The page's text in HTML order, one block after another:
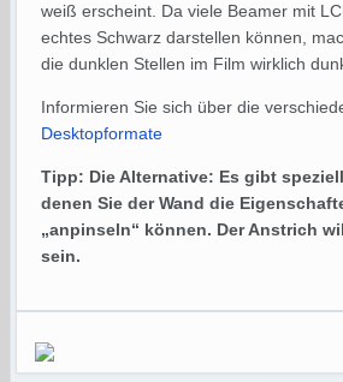
weiß erscheint. Da viele Beamer mit
echtes Schwarz darstellen können,
die dunklen Stellen im Film wirklich
Informieren Sie sich über die
Desktopformate
Tipp: Die Alternative: Es gibt
denen Sie der Wand die
„anpinseln“ können. Der Anstrich
sein.